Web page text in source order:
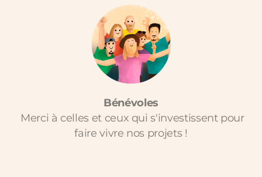
Bénévoles
Merci à celles et ceux qui s'investissent pour
faire vivre nos projets !